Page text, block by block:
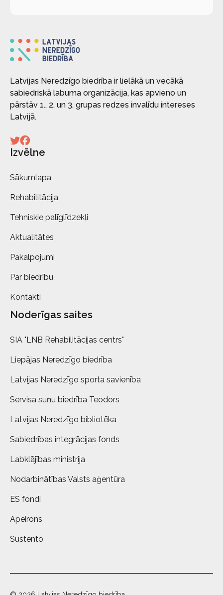
Latvijas Neredzīgo biedrība ir lielākā un vecākā
sabiedriskā labuma organizācija, kas apvieno un
pārstāv 1., 2. un 3. grupas redzes invalīdu intereses
Latvijā.
Izvēlne
Sākumlapa
Rehabilitācija
Tehniskie palīglīdzekļi
Aktualitātes
Pakalpojumi
Par biedrību
Kontakti
Noderīgas saites
SIA "LNB Rehabilitācijas centrs"
Liepājas Neredzīgo biedrība
Latvijas Neredzīgo sporta savienība
Servisa suņu biedrība Teodors
Latvijas Neredzīgo bibliotēka
Sabiedrības integrācijas fonds
Labklājības ministrija
Nodarbinātības Valsts aģentūra
ES fondi
Apeirons
Sustento